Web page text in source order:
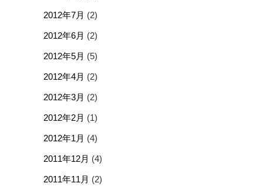
2012年7月 (2)
2012年6月 (2)
2012年5月 (5)
2012年4月 (2)
2012年3月 (2)
2012年2月 (1)
2012年1月 (4)
2011年12月 (4)
2011年11月 (2)